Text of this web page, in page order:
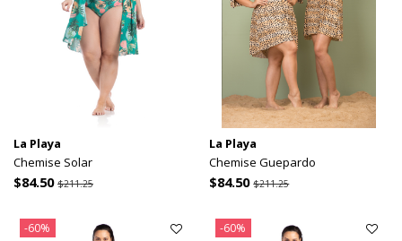
La Playa
Chemise Solar
$84.50 $211.25
La Playa
Chemise Guepardo
$84.50$211.25
-60% -60%